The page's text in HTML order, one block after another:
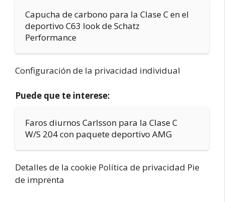
Capucha de carbono para la Clase C en el
deportivo C63 look de Schatz
Performance
Configuración de la privacidad individual
Puede que te interese:
Faros diurnos Carlsson para la Clase C
W/S 204 con paquete deportivo AMG
Detalles de la cookie Política de privacidad Pie
de imprenta